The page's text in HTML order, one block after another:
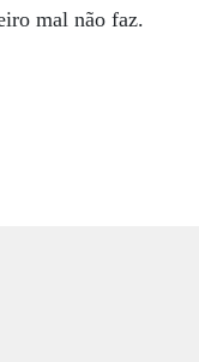
mal não faz.